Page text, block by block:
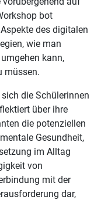
bot
des digitalen
wie man
kann,
müssen.
die Schülerinnen
über ihre
die potenziellen
Gesundheit,
im Alltag
von
mit der
dar,